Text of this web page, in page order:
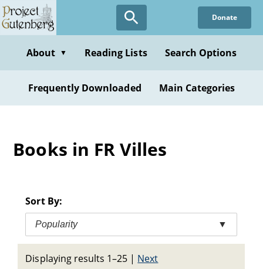
Skip
to
content
Donate
About ▼ Reading Lists Search Options
Frequently Downloaded Main Categories
Books in FR Villes
Sort By:
Popularity ▼
Displaying results 1–25 | Next